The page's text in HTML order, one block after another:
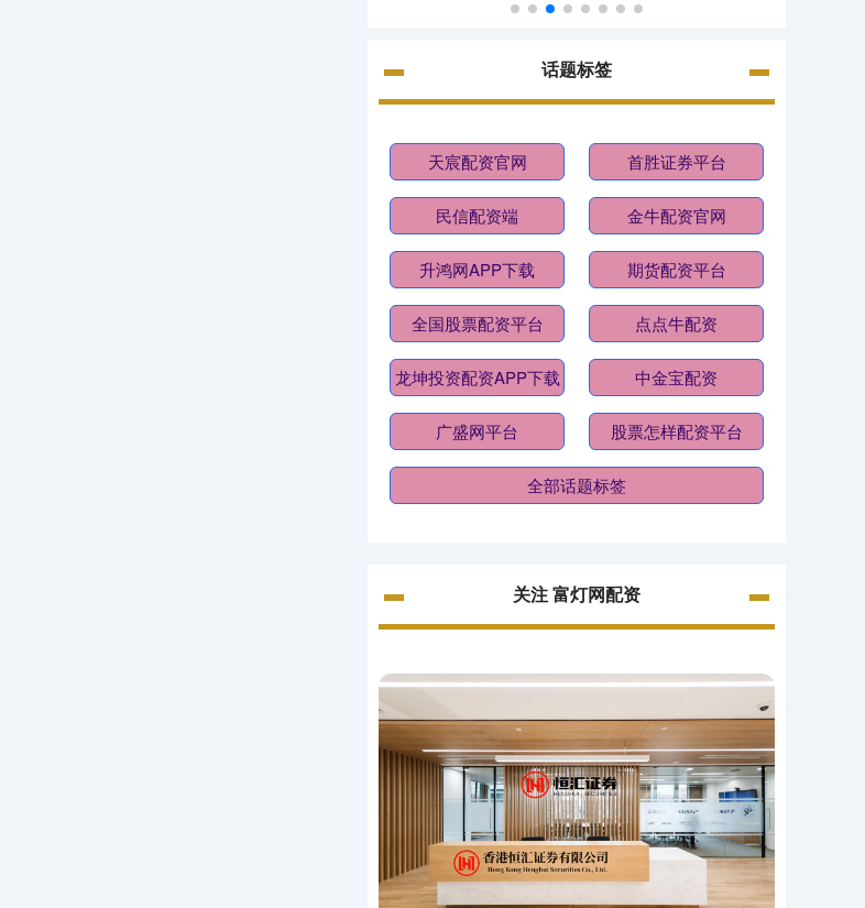
话题标签
天宸配资官网 首胜证券平台
民信配资端 金牛配资官网
升鸿网APP下载 期货配资平台
全国股票配资平台 点点牛配资
龙坤投资配资APP下载 中金宝配资
广盛网平台 股票怎样配资平台
全部话题标签
关注 富灯网配资